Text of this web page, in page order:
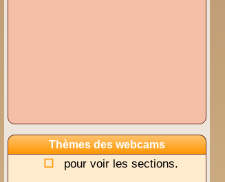
Thèmes des webcams
pour voir les sections.